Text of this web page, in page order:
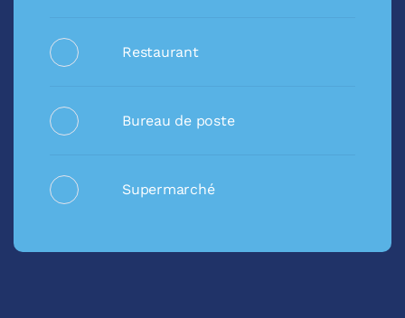
Restaurant
Bureau de poste
Supermarché